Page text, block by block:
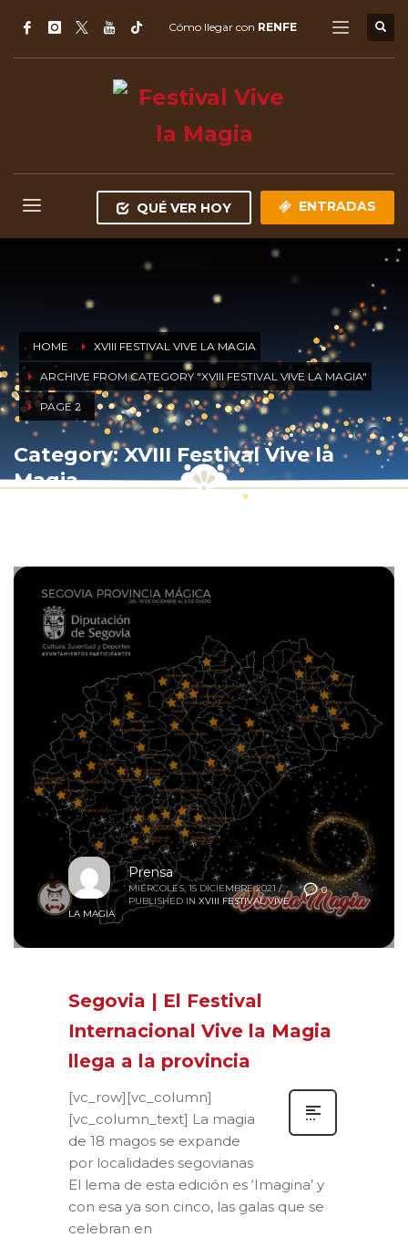
Cómo llegar con RENFE
QUÉ VER HOY ENTRADAS
HOME XVIII FESTIVAL VIVE LA MAGIA
ARCHIVE FROM CATEGORY "XVIII FESTIVAL VIVE LA MAGIA"
PAGE 2
Category: XVIII Festival Vive la
Magia
0
Prensa
MIÉRCOLES, 15 DICIEMBRE 2021 /
PUBLISHED IN XVIII FESTIVAL VIVE
LA MAGIA
Segovia | El Festival
Internacional Vive la Magia
llega a la provincia
[vc_row][vc_column]
[vc_column_text] La magia
de 18 magos se expande
por localidades segovianas
El lema de esta edición es ‘Imagina’ y
con esa ya son cinco, las galas que se
celebran en